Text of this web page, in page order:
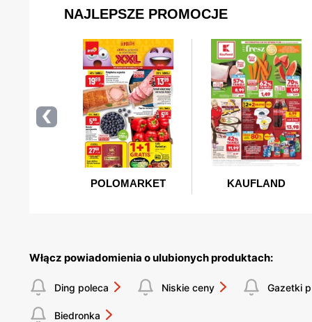
Włącz powiadomienia o ulubionych produktach:
Ding poleca Niskie ceny Gazetki
Biedronka